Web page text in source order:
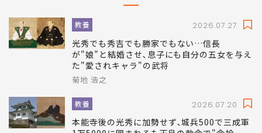
教養 2026.07.27
光秀でも秀吉でも勝家でもない…信長
が"娘"と結婚させ､息子にも自分の五女を与え
た"愛されキャラ"の武将
菊地 浩之
教養 2026.07.20
本能寺後の光秀に加勢せず､城兵500で三成軍